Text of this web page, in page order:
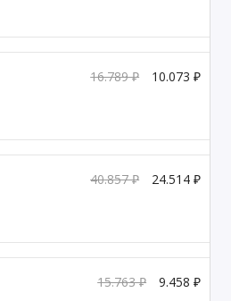
16.789 ₽ 10.073 ₽
40.857 ₽ 24.514 ₽
15.763 ₽ 9.458 ₽